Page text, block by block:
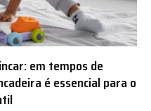
em tempos de
é essencial para o